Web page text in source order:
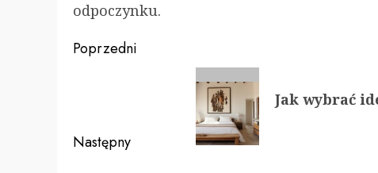
odpoczynku.
Zobacz
Poprzedni
Jak wybrać
Następny